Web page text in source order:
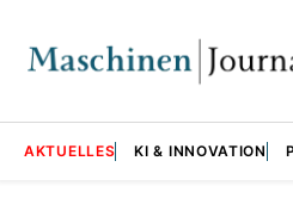
AKTUELLES KI & INNOVATION